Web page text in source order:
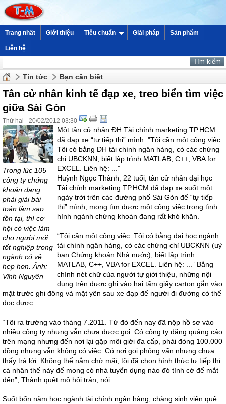
Trang nhất Giới thiệu Tiêu chuẩn Giải pháp Sản phẩm
Liên hệ
Tin tức Bạn cần biết
Tân cử nhân kinh tế đạp xe, treo biển tìm việc
giữa Sài Gòn
Thứ hai - 20/02/2012 03:30
Trong lúc 105
công ty chứng
khoán đang
phải giải bài
toán làm sao
tồn tại, thì cơ
hội có việc làm
cho người mới
tốt nghiệp trong
ngành có vẻ
hẹp hơn. Ảnh:
Vĩnh Nguyên
Một tân cử nhân ĐH Tài chính marketing TP.HCM
đã đạp xe “tự tiếp thị” mình: "Tôi cần một công việc.
Tôi có bằng ĐH tài chính ngân hàng, có các chứng
chỉ UBCKNN; biết lập trình MATLAB, C++, VBA for
EXCEL. Liên hệ: ...”
Huỳnh Ngọc Thành, 22 tuổi, tân cử nhân đại học
Tài chính marketing TP.HCM đã đạp xe suốt một
ngày trời trên các đường phố Sài Gòn để “tự tiếp
thị” mình, mong tìm được một công việc trong tình
hình ngành chứng khoán đang rất khó khăn.
“Tôi cần một công việc. Tôi có bằng đại học ngành
tài chính ngân hàng, có các chứng chỉ UBCKNN (uỷ
ban Chứng khoán Nhà nước); biết lập trình
MATLAB, C++, VBA for EXCEL. Liên hệ: ...” Bằng
chính nét chữ của người tự giới thiệu, những nội
dung trên được ghi vào hai tấm giấy carton gắn vào
mặt trước ghi đông và mặt yên sau xe đạp để người đi đường có thể
đọc được.
“Tôi ra trường vào tháng 7.2011. Từ đó đến nay đã nộp hồ sơ vào
nhiều công ty nhưng vẫn chưa được gọi. Có công ty đăng quảng cáo
trên mạng nhưng đến nơi lại gặp môi giới đa cấp, phải đóng 100.000
đồng nhưng vẫn không có việc. Có nơi gọi phỏng vấn nhưng chưa
thấy trả lời. Không thể nằm chờ mãi, tôi đã chọn hình thức tự tiếp thị
cá nhân thế này để mong có nhà tuyển dụng nào đó tình cờ để mắt
đến”, Thành quệt mồ hôi trán, nói.
Suốt bốn năm học ngành tài chính ngân hàng, chàng sinh viên quê